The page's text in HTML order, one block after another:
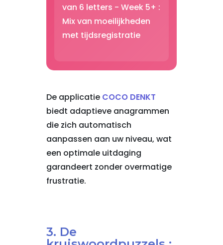
van 6 letters - Week 5+ :
Mix van moeilijkheden
met tijdsregistratie
De applicatie COCO DENKT
biedt adaptieve anagrammen
die zich automatisch
aanpassen aan uw niveau, wat
een optimale uitdaging
garandeert zonder overmatige
frustratie.
3. De